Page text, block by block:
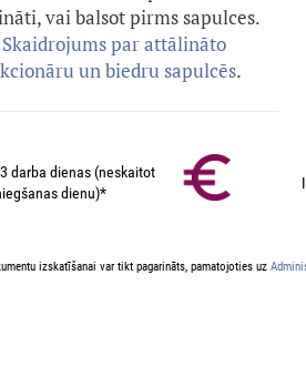
vai balsot pirms sapulces.
Skaidrojums par attālināto
un biedru sapulcēs.
darba dienas (neskaitot
dienu)*
izskatīšanai var tikt pagarināts, pamatojoties uz